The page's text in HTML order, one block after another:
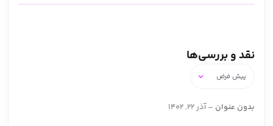
نقد و بررسی‌ها
بدون عنوان –آذر 22, 1402